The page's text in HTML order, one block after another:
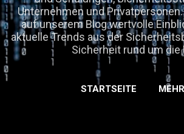
Unternehmen und
auf unserem Blog wertvolle
aktuelle Trends aus der
Sicherheit rund um die
STARTSEITE